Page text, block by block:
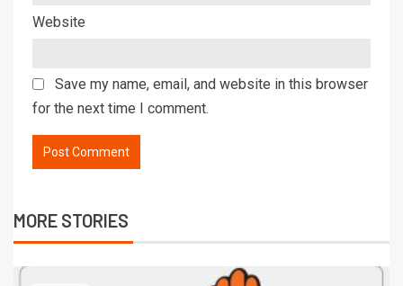
Website
Save my name, email, and website in this browser
for the next time I comment.
MORE STORIES